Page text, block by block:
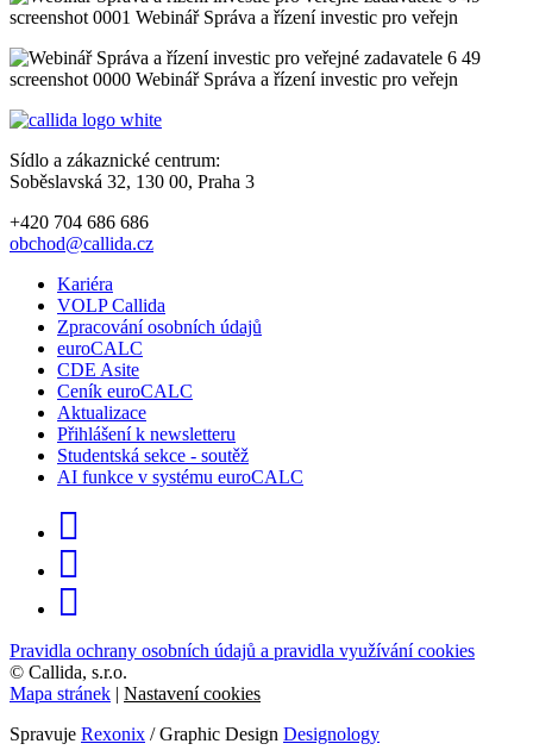
Sídlo a zákaznické centrum:
Soběslavská 32, 130 00, Praha 3
+420 704 686 686
obchod@callida.cz
Kariéra
VOLP Callida
Zpracování osobních údajů
euroCALC
CDE Asite
Ceník euroCALC
Aktualizace
Přihlášení k newsletteru
Studentská sekce - soutěž
AI funkce v systému euroCALC
Pravidla ochrany osobních údajů a pravidla využívání cookies
© Callida, s.r.o.
Mapa stránek | Nastavení cookies
Spravuje Rexonix / Graphic Design Designology